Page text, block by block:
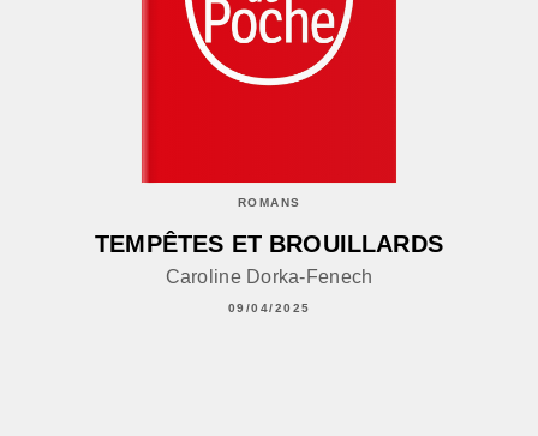
ROMANS
TEMPÊTES ET BROUILLARDS
Caroline Dorka-Fenech
09/04/2025